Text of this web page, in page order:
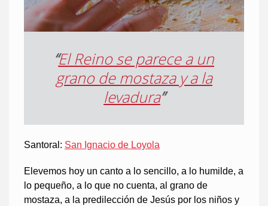
“El Reino se parece a un
grano de mostaza y a la
levadura”
Santoral: San Ignacio de Loyola
Elevemos hoy un canto a lo sencillo, a lo humilde, a
lo pequeño, a lo que no cuenta, al grano de
mostaza, a la predilección de Jesús por los niños y